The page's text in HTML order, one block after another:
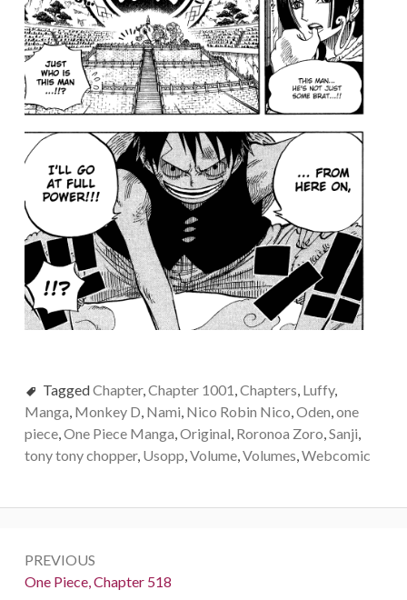
TaggedChapter,Chapter 1001,Chapters, Luffy,
Manga, Monkey D, Nami, Nico Robin Nico,Oden,one
piece,One Piece Manga,Original, Roronoa Zoro,Sanji,
tony tony chopper, Usopp,Volume,Volumes,Webcomic
navigation
PREVIOUS
Previous:
One Piece, Chapter 518